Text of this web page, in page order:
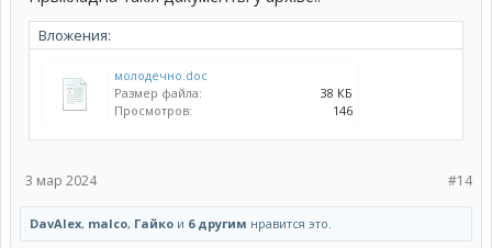
Вложения:
молодечно.doc
Размер файла:
38 КБ
Просмотров:
146
#14
3 мар 2024
DavAlex, malco, Гайко и 6 другим нравится это.